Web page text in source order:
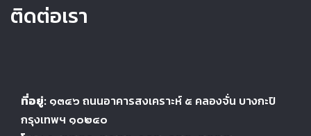
ติดต่อเรา
ที่อยู่: ๑๓๔๖ ถนนอาคารสงเคราะห์ ๕ คลองจั่น บางกะปิ
กรุงเทพฯ ๑๐๒๔๐